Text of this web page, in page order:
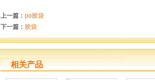
上一篇： po胶袋
下一篇： 胶袋
相关产品